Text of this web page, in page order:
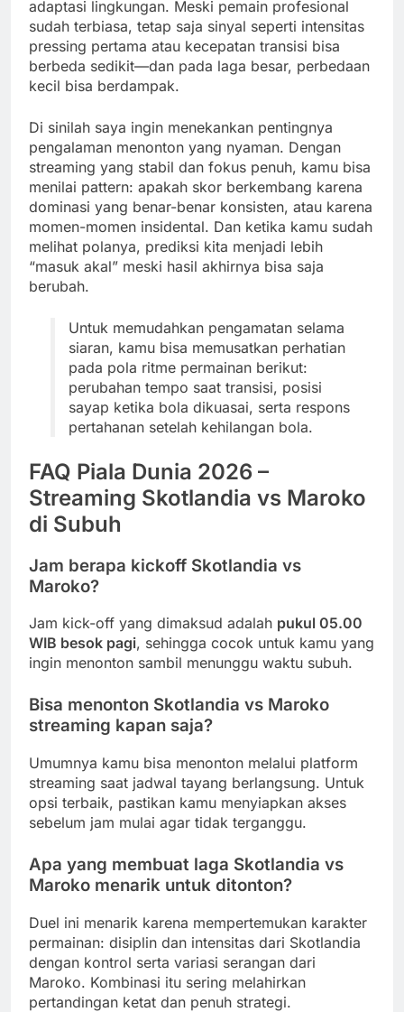
adaptasi lingkungan. Meski pemain profesional
sudah terbiasa, tetap saja sinyal seperti intensitas
pressing pertama atau kecepatan transisi bisa
berbeda sedikit—dan pada laga besar, perbedaan
kecil bisa berdampak.
Di sinilah saya ingin menekankan pentingnya
pengalaman menonton yang nyaman. Dengan
streaming yang stabil dan fokus penuh, kamu bisa
menilai pattern: apakah skor berkembang karena
dominasi yang benar-benar konsisten, atau karena
momen-momen insidental. Dan ketika kamu sudah
melihat polanya, prediksi kita menjadi lebih
“masuk akal” meski hasil akhirnya bisa saja
berubah.
Untuk memudahkan pengamatan selama
siaran, kamu bisa memusatkan perhatian
pada pola ritme permainan berikut:
perubahan tempo saat transisi, posisi
sayap ketika bola dikuasai, serta respons
pertahanan setelah kehilangan bola.
FAQ Piala Dunia 2026 –
Streaming Skotlandia vs Maroko
di Subuh
Jam berapa kickoff Skotlandia vs
Maroko?
Jam kick-off yang dimaksud adalah pukul 05.00
WIB besok pagi, sehingga cocok untuk kamu yang
ingin menonton sambil menunggu waktu subuh.
Bisa menonton Skotlandia vs Maroko
streaming kapan saja?
Umumnya kamu bisa menonton melalui platform
streaming saat jadwal tayang berlangsung. Untuk
opsi terbaik, pastikan kamu menyiapkan akses
sebelum jam mulai agar tidak terganggu.
Apa yang membuat laga Skotlandia vs
Maroko menarik untuk ditonton?
Duel ini menarik karena mempertemukan karakter
permainan: disiplin dan intensitas dari Skotlandia
dengan kontrol serta variasi serangan dari
Maroko. Kombinasi itu sering melahirkan
pertandingan ketat dan penuh strategi.